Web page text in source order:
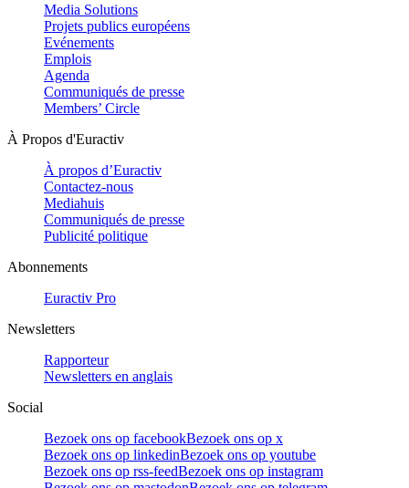
Media Solutions
Projets publics européens
Evénements
Emplois
Agenda
Communiqués de presse
Members’ Circle
À Propos d'Euractiv
À propos d’Euractiv
Contactez-nous
Mediahuis
Communiqués de presse
Publicité politique
Abonnements
Euractiv Pro
Newsletters
Rapporteur
Newsletters en anglais
Social
Bezoek ons op facebookBezoek ons op x
Bezoek ons op linkedinBezoek ons op youtube
Bezoek ons op rss-feedBezoek ons op instagram